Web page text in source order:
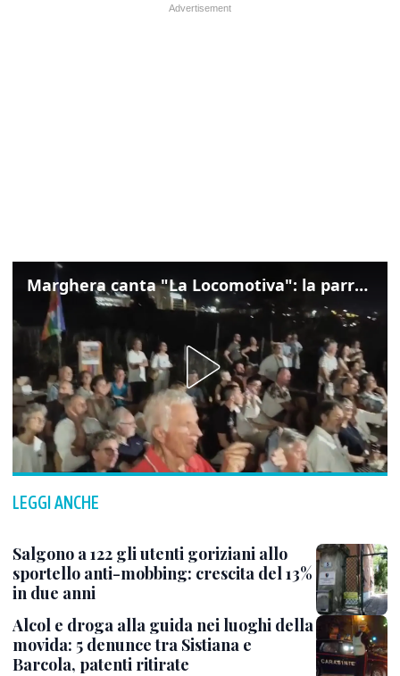
Marghera canta "La Locomotiva": la parrocchia della Cita ricorda Guccini
LEGGI ANCHE
Salgono a 122 gli utenti goriziani allo
sportello anti-mobbing: crescita del 13%
in due anni
Alcol e droga alla guida nei luoghi della
movida: 5 denunce tra Sistiana e
Barcola, patenti ritirate